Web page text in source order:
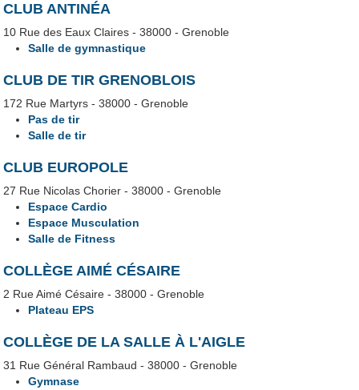
CLUB ANTINÉA
10 Rue des Eaux Claires - 38000 - Grenoble
Salle de gymnastique
CLUB DE TIR GRENOBLOIS
172 Rue Martyrs - 38000 - Grenoble
Pas de tir
Salle de tir
CLUB EUROPOLE
27 Rue Nicolas Chorier - 38000 - Grenoble
Espace Cardio
Espace Musculation
Salle de Fitness
COLLÈGE AIMÉ CÉSAIRE
2 Rue Aimé Césaire - 38000 - Grenoble
Plateau EPS
COLLÈGE DE LA SALLE À L'AIGLE
31 Rue Général Rambaud - 38000 - Grenoble
Gymnase